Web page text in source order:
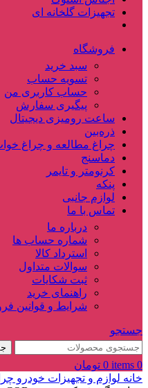
تجهیزات گلخانه ای
فروشگاه
سبد خرید
تسویه حساب
حساب کاربری من
پیگیری سفارش
ساعت‌ رومیزی دیجیتال
ذره‌بین‌
چراغ مطالعه و چراغ
دماسنج‌
کرنومتر و تایمر
پنکه
لوازم جانبی
تماس با ما
درباره ما
شماره حساب ها
استرداد کالا
سوالات متداول
ثبت شکایات
راهنمای خرید
شرایط و قوانین
جستجو
0
items
0 تومان
خانه لوازم و تجهیزات خودرو